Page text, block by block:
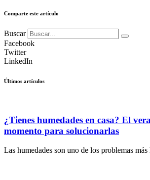
Comparte este artículo
Buscar
Facebook
Twitter
LinkedIn
Últimos artículos
¿Tienes humedades en casa? El
momento para solucionarlas
Las humedades son uno de los problemas más